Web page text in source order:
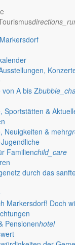
von A bis Z
Sportstätten &
Neuigkeiten & mehr
Familienchild_care
durch das
Markersdorf! Doch
Pensionenhotel
werden.